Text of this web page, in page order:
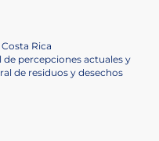
Rica
percepciones actuales y
de residuos y desechos